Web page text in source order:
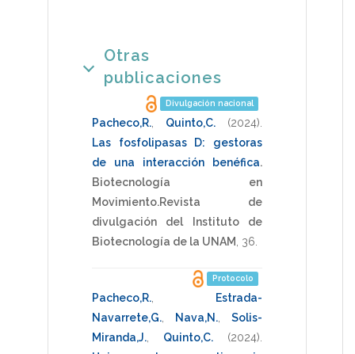
Otras
publicaciones
Divulgación nacional
Pacheco,R. Quinto,C. (2024)
Las fosfolipasas D: gestoras
de una interacción benéfica.
Biotecnología en
Movimiento.Revista de
divulgación del Instituto de
Biotecnología de la UNAM 36
Protocolo
Pacheco,R.
Estrada-
Navarrete,G.
Nava,N.
Solis-
Miranda,J.
Quinto,C. (2024)